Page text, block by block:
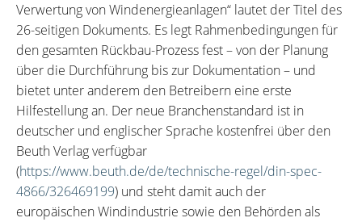
Verwertung von Windenergieanlagen“ lautet der Titel des
26-seitigen Dokuments. Es legt Rahmenbedingungen für
den gesamten Rückbau-Prozess fest – von der Planung
über die Durchführung bis zur Dokumentation – und
bietet unter anderem den Betreibern eine erste
Hilfestellung an. Der neue Branchenstandard ist in
deutscher und englischer Sprache kostenfrei über den
Beuth Verlag verfügbar
(https://www.beuth.de/de/technische-regel/din-spec-
4866/326469199) und steht damit auch der
europäischen Windindustrie sowie den Behörden als